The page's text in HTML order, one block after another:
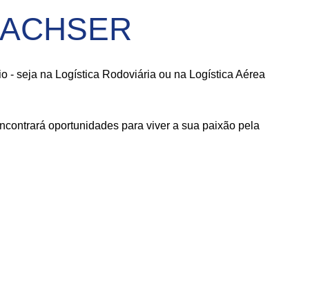
- seja na Logística Rodoviária ou na Logística Aérea
oportunidades para viver a sua paixão pela